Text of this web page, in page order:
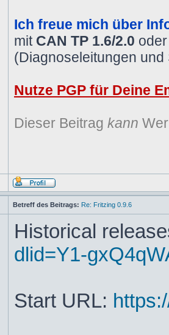
Ich freue mich über
mit CAN TP 1.6/2.0
(Diagnoseleitungen
Nutze PGP für Deine
Dieser Beitrag kann
Betreff des Beitrags: Re: Fritzing 0.9.6
Historical
dlid=Y1-
Start URL: